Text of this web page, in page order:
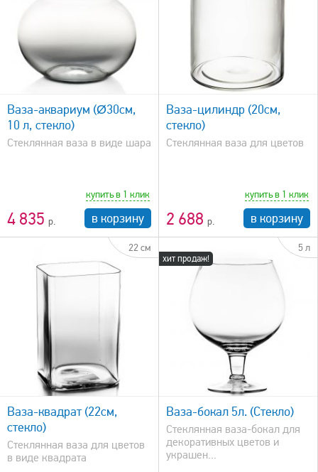
Ваза-аквариум (Ø30см,
10 л, стекло)
Стеклянная ваза в виде шара
4 835
купить в 1 клик
в корзину
быстрый просмотр
Ваза-цилиндр (20см,
стекло)
Стеклянная ваза для цветов
2 688
купить в 1 клик
в корзину
22 см
Ваза-квадрат (22см,
стекло)
Стеклянная ваза для цветов
в виде квадрата
хит продаж!
5 л
быстрый просмотр
Ваза-бокал 5л. (Стекло)
Стеклянная ваза-бокал для
декоративных цветов и
украшен...